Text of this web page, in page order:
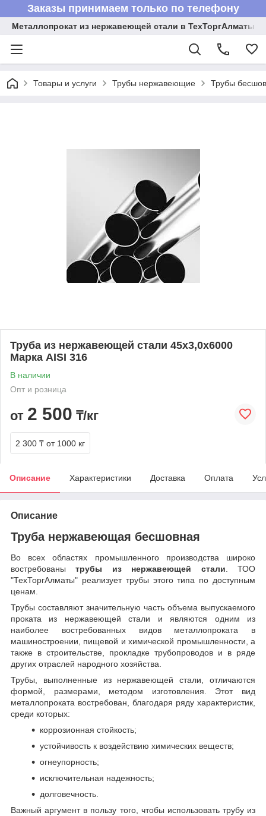
Заказы принимаем только по телефону
Металлопрокат из нержавеющей стали в ТехТоргАлматы
Товары и услуги Трубы нержавеющие Трубы
Труба из нержавеющей стали 45х3,0х6000
Марка AISI 316
В наличии
Опт и розница
от 2 500 ₸/кг
2 300 ₸ от 1000 кг
Описание Характеристики Доставка Оплата
Описание
Труба нержавеющая бесшовная
Во всех областях промышленного производства широко
востребованытрубы из нержавеющей стали. ТОО
"ТехТоргАлматы" реализует трубы этого типа по доступным
ценам.
Трубы составляют значительную часть объема выпускаемого
проката из нержавеющей стали и являются одним из
наиболее востребованных видов металлопроката в
машиностроении, пищевой и химической промышленности, а
также в строительстве, прокладке трубопроводов и в ряде
других отраслей народного хозяйства.
Трубы, выполненные из нержавеющей стали, отличаются
формой, размерами, методом изготовления. Этот вид
металлопроката востребован, благодаря ряду характеристик,
среди которых:
коррозионная стойкость;
устойчивость к воздействию химических веществ;
огнеупорность;
исключительная надежность;
долговечность.
Важный аргумент в пользу того, чтобы использовать трубу из